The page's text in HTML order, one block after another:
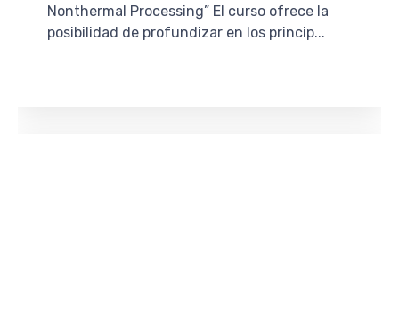
Nonthermal Processing” El curso ofrece la
posibilidad de profundizar en los princip...